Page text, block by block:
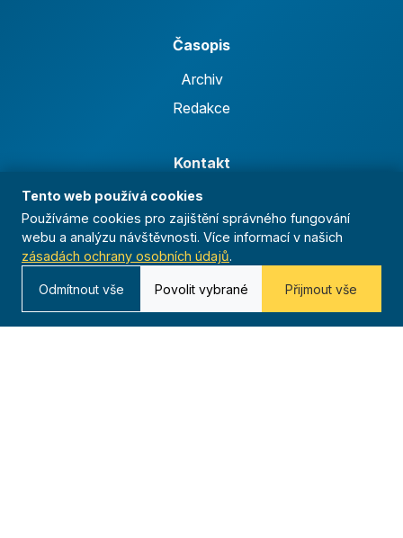
Časopis
Archiv
Redakce
Kontakt
Kurská 792/3,
625 00 Brno
IČO 00544833
Kontaktujte nás
Tento web používá cookies
Používáme cookies pro zajištění správného fungování
webu a analýzu návštěvnosti. Více informací v našich
zásadách ochrany osobních údajů.
Odmítnout vše Povolit vybrané Přijmout vše